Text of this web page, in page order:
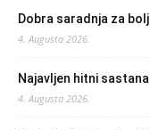
Dobra saradnja za
4. Augusta 2026.
Najavljen hitni
4. Augusta 2026.